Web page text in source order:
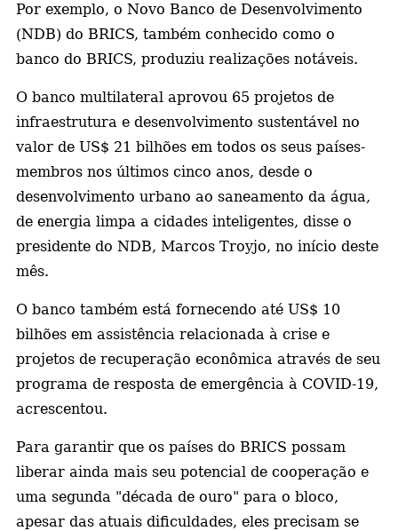
Por exemplo, o Novo Banco de Desenvolvimento
(NDB) do BRICS, também conhecido como o
banco do BRICS, produziu realizações notáveis.
O banco multilateral aprovou 65 projetos de
infraestrutura e desenvolvimento sustentável no
valor de US$ 21 bilhões em todos os seus países-
membros nos últimos cinco anos, desde o
desenvolvimento urbano ao saneamento da água,
de energia limpa a cidades inteligentes, disse o
presidente do NDB, Marcos Troyjo, no início deste
mês.
O banco também está fornecendo até US$ 10
bilhões em assistência relacionada à crise e
projetos de recuperação econômica através de seu
programa de resposta de emergência à COVID-19,
acrescentou.
Para garantir que os países do BRICS possam
liberar ainda mais seu potencial de cooperação e
uma segunda "década de ouro" para o bloco,
apesar das atuais dificuldades, eles precisam se